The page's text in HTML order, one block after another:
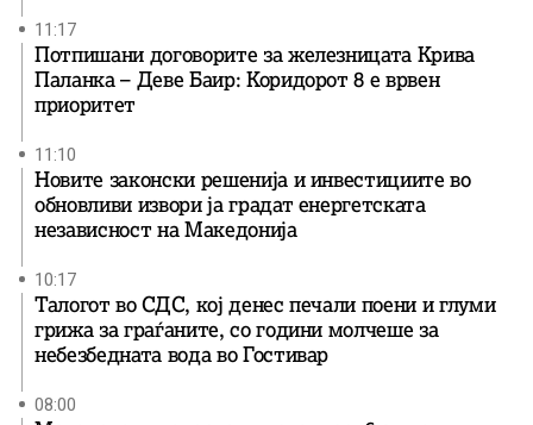
11:17
Потпишани договорите за железницата Крива
Паланка – Деве Баир: Коридорот 8 е врвен
приоритет
11:10
Новите законски решенија и инвестициите во
обновливи извори ја градат енергетската
независност на Македонија
10:17
Талогот во СДС, кој денес печали поени и глуми
грижа за граѓаните, со години молчеше за
небезбедната вода во Гостивар
08:00